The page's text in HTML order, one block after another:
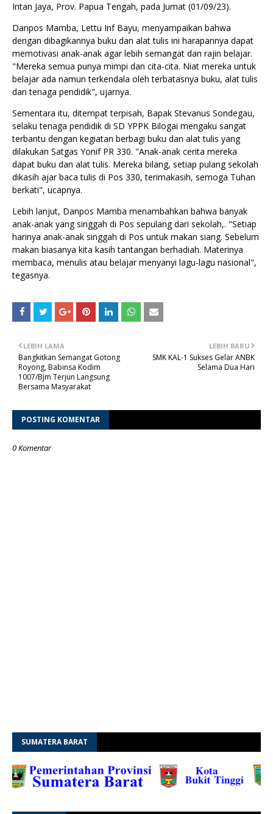
Intan Jaya, Prov. Papua Tengah, pada Jumat (01/09/23).
Danpos Mamba, Lettu Inf Bayu, menyampaikan bahwa
dengan dibagikannya buku dan alat tulis ini harapannya dapat
memotivasi anak-anak agar lebih semangat dan rajin belajar.
"Mereka semua punya mimpi dan cita-cita. Niat mereka untuk
belajar ada namun terkendala oleh terbatasnya buku, alat tulis
dan tenaga pendidik", ujarnya.
Sementara itu, ditempat terpisah, Bapak Stevanus Sondegau,
selaku tenaga pendidik di SD YPPK Bilogai mengaku sangat
terbantu dengan kegiatan berbagi buku dan alat tulis yang
dilakukan Satgas Yonif PR 330. "Anak-anak cerita mereka
dapat buku dan alat tulis. Mereka bilang, setiap pulang sekolah
dikasih ajar baca tulis di Pos 330, terimakasih, semoga Tuhan
berkati", ucapnya.
Lebih lanjut, Danpos Mamba menambahkan bahwa banyak
anak-anak yang singgah di Pos sepulang dari sekolah,. "Setiap
harinya anak-anak singgah di Pos untuk makan siang. Sebelum
makan biasanya kita kasih tantangan berhadiah. Materinya
membaca, menulis atau belajar menyanyi lagu-lagu nasional",
tegasnya.
LEBIH BARU
SMK KAL-1 Sukses Gelar ANBK
Selama Dua Hari
LEBIH LAMA
Bangkitkan Semangat Gotong
Royong, Babinsa Kodim
1007/Bjm Terjun Langsung
Bersama Masyarakat
POSTING KOMENTAR
0 Komentar
SUMATERA BARAT